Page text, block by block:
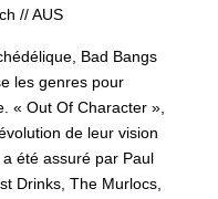
// AUS
Bad Bangs
les genres pour
« Out Of Character »,
de leur vision
été assuré par Paul
Drinks, The Murlocs,